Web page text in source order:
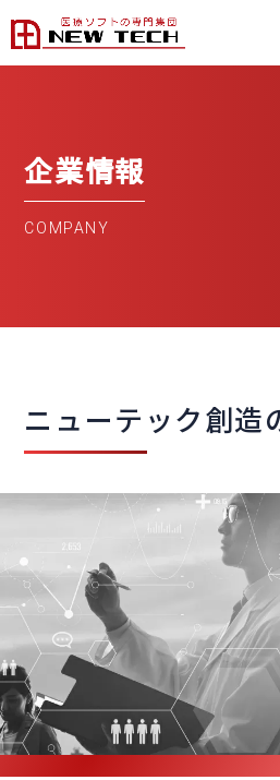
企業情報
COMPANY
ニューテック創造